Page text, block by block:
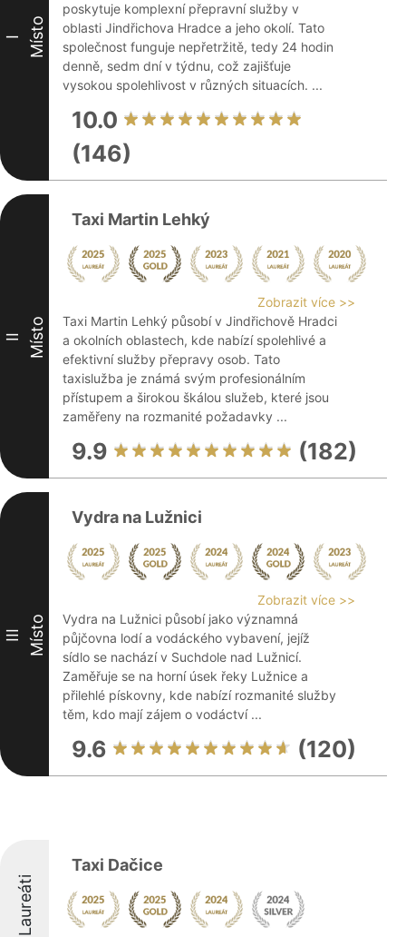
I Místo
poskytuje komplexní přepravní služby v
oblasti Jindřichova Hradce a jeho okolí. Tato
společnost funguje nepřetržitě, tedy 24 hodin
denně, sedm dní v týdnu, což zajišťuje
vysokou spolehlivost v různých situacích. ...
10.0
(146)
II Místo
Taxi Martin Lehký
Zobrazit více >>
Taxi Martin Lehký působí v Jindřichově Hradci
a okolních oblastech, kde nabízí spolehlivé a
efektivní služby přepravy osob. Tato
taxislužba je známá svým profesionálním
přístupem a širokou škálou služeb, které jsou
zaměřeny na rozmanité požadavky ...
9.9 (182)
III Místo
Vydra na Lužnici
Zobrazit více >>
Vydra na Lužnici působí jako významná
půjčovna lodí a vodáckého vybavení, jejíž
sídlo se nachází v Suchdole nad Lužnicí.
Zaměřuje se na horní úsek řeky Lužnice a
přilehlé pískovny, kde nabízí rozmanité služby
těm, kdo mají zájem o vodáctví ...
9.6 (120)
Laureáti
Taxi Dačice